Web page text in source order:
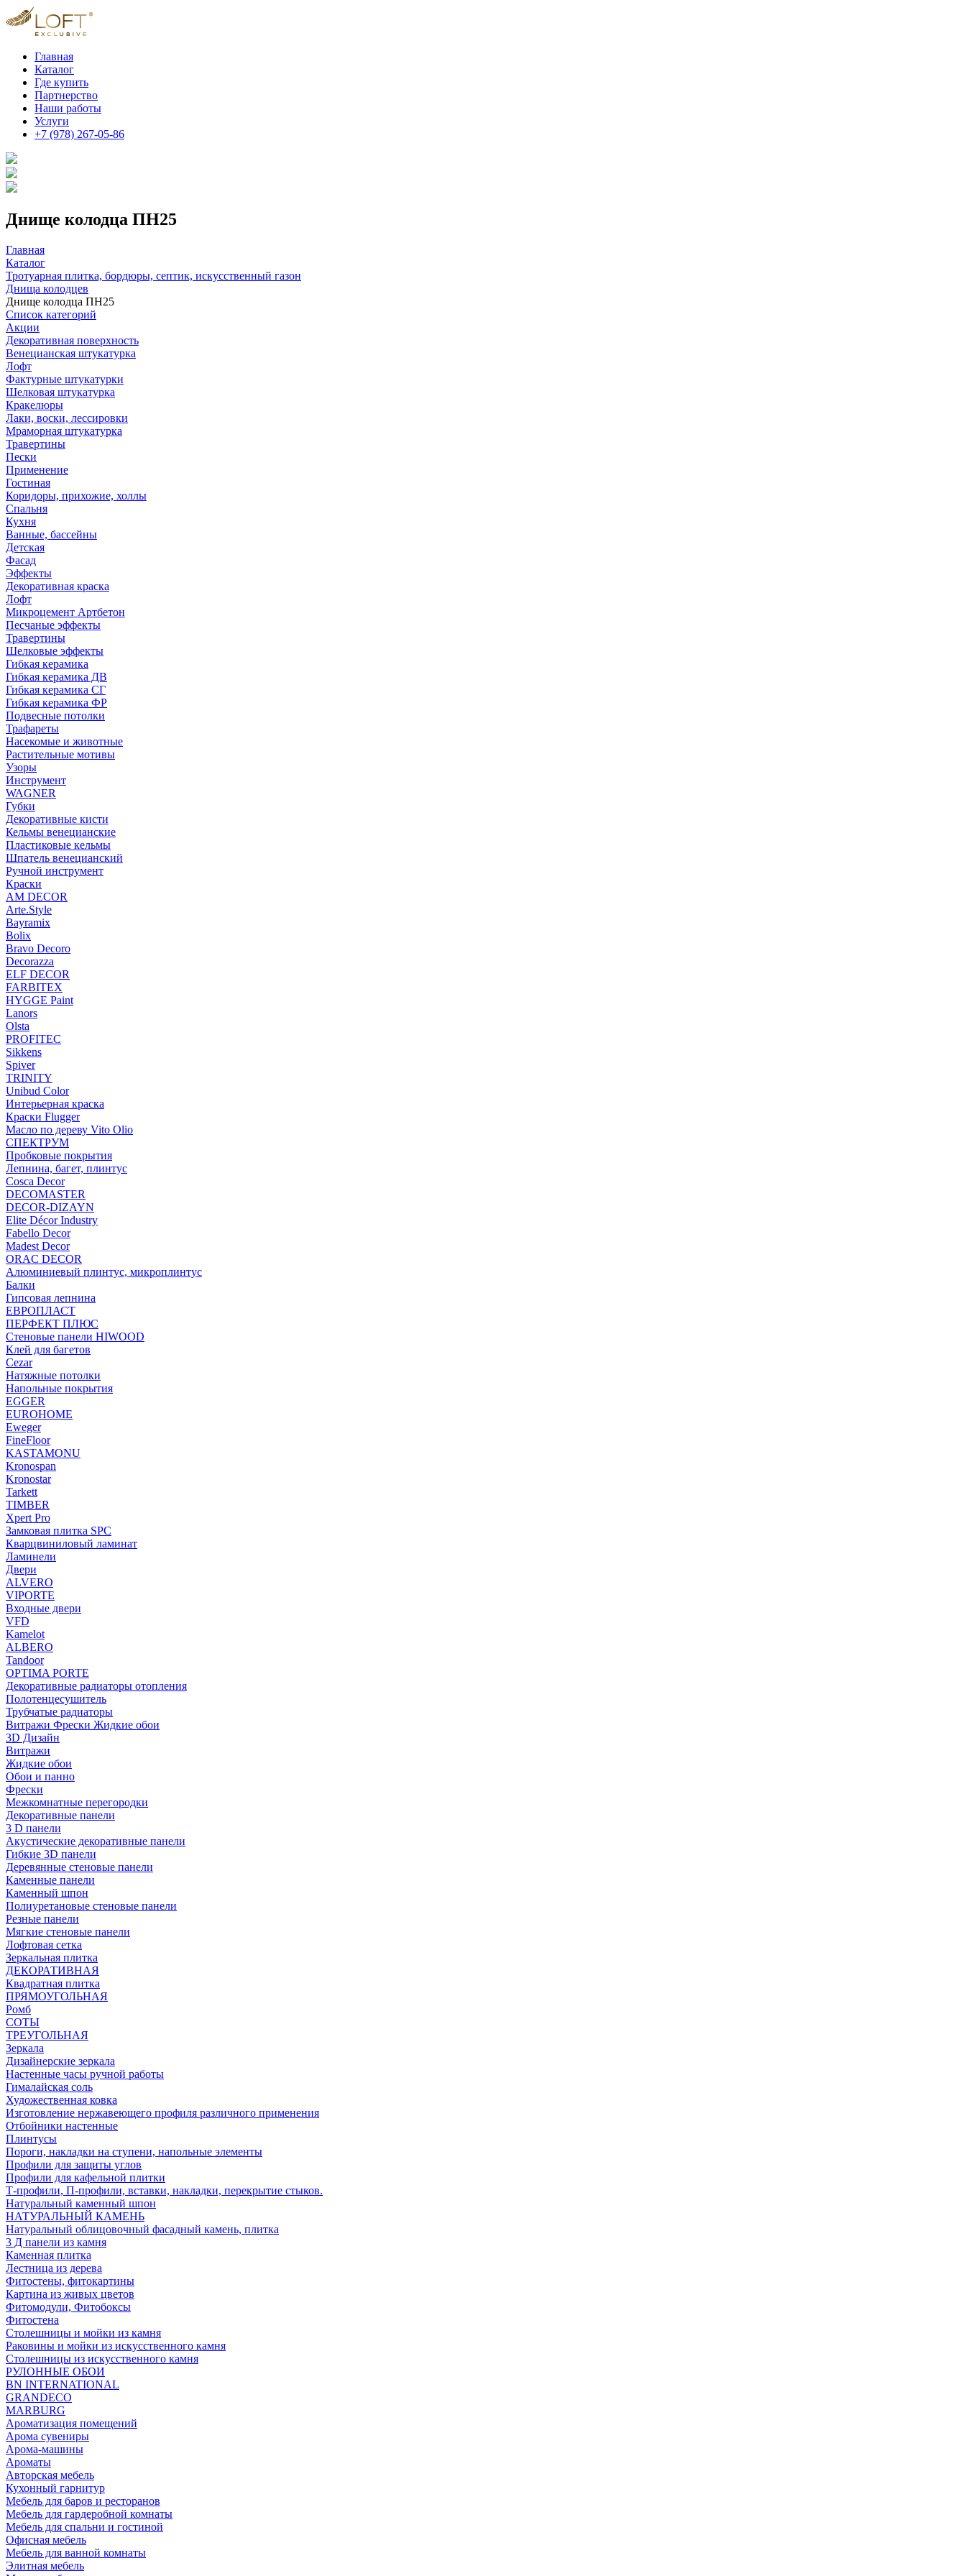
Главная
Каталог
Где купить
Партнерство
Наши работы
Услуги
+7 (978) 267-05-86
Днище колодца ПН25
Главная
Каталог
Тротуарная плитка, бордюры, септик, искусственный газон
Днища колодцев
Днище колодца ПН25
Список категорий
Акции
Декоративная поверхность
Венецианская штукатурка
Лофт
Фактурные штукатурки
Шелковая штукатурка
Кракелюры
Лаки, воски, лессировки
Мраморная штукатурка
Травертины
Пески
Применение
Гостиная
Коридоры, прихожие, холлы
Спальня
Кухня
Ванные, бассейны
Детская
Фасад
Эффекты
Декоративная краска
Лофт
Микроцемент Артбетон
Песчаные эффекты
Травертины
Шелковые эффекты
Гибкая керамика
Гибкая керамика ДВ
Гибкая керамика СГ
Гибкая керамика ФР
Подвесные потолки
Трафареты
Насекомые и животные
Растительные мотивы
Узоры
Инструмент
WAGNER
Губки
Декоративные кисти
Кельмы венецианские
Пластиковые кельмы
Шпатель венецианский
Ручной инструмент
Краски
AM DECOR
Arte.Style
Bayramix
Bolix
Bravo Decoro
Decorazza
ELF DECOR
FARBITEX
HYGGE Paint
Lanors
Olsta
PROFITEC
Sikkens
Spiver
TRINITY
Unibud Color
Интерьерная краска
Краски Flugger
Масло по дереву Vito Olio
СПЕКТРУМ
Пробковые покрытия
Лепнина, багет, плинтус
Cosca Decor
DECOMASTER
DECOR-DIZAYN
Elite Décor Industry
Fabello Decor
Madest Decor
ORAC DECOR
Алюминиевый плинтус, микроплинтус
Балки
Гипсовая лепнина
ЕВРОПЛАСТ
ПЕРФЕКТ ПЛЮС
Стеновые панели HIWOOD
Клей для багетов
Cezar
Натяжные потолки
Напольные покрытия
EGGER
EUROHOME
Eweger
FineFloor
KASTAMONU
Kronospan
Kronostar
Tarkett
TIMBER
Xpert Pro
Замковая плитка SPC
Кварцвиниловый ламинат
Ламинели
Двери
ALVERO
VIPORTE
Входные двери
VFD
Kamelot
ALBERO
Tandoor
OPTIMA PORTE
Декоративные радиаторы отопления
Полотенцесушитель
Трубчатые радиаторы
Витражи Фрески Жидкие обои
3D Дизайн
Витражи
Жидкие обои
Обои и панно
Фрески
Межкомнатные перегородки
Декоративные панели
3 D панели
Акустические декоративные панели
Гибкие 3D панели
Деревянные стеновые панели
Каменные панели
Каменный шпон
Полиуретановые стеновые панели
Резные панели
Мягкие стеновые панели
Лофтовая сетка
Зеркальная плитка
ДЕКОРАТИВНАЯ
Квадратная плитка
ПРЯМОУГОЛЬНАЯ
Ромб
СОТЫ
ТРЕУГОЛЬНАЯ
Зеркала
Дизайнерские зеркала
Настенные часы ручной работы
Гималайская соль
Художественная ковка
Изготовление нержавеющего профиля различного применения
Отбойники настенные
Плинтусы
Пороги, накладки на ступени, напольные элементы
Профили для защиты углов
Профили для кафельной плитки
Т-профили, П-профили, вставки, накладки, перекрытие стыков.
Натуральный каменный шпон
НАТУРАЛЬНЫЙ КАМЕНЬ
Натуральный облицовочный фасадный камень, плитка
3 Д панели из камня
Каменная плитка
Лестница из дерева
Фитостены, фитокартины
Картина из живых цветов
Фитомодули, Фитобоксы
Фитостена
Столешницы и мойки из камня
Раковины и мойки из искусственного камня
Столешницы из искусственного камня
РУЛОННЫЕ ОБОИ
BN INTERNATIONAL
GRANDECO
MARBURG
Ароматизация помещений
Арома сувениры
Арома-машины
Ароматы
Авторская мебель
Кухонный гарнитур
Мебель для баров и ресторанов
Мебель для гардеробной комнаты
Мебель для спальни и гостиной
Офисная мебель
Мебель для ванной комнаты
Элитная мебель